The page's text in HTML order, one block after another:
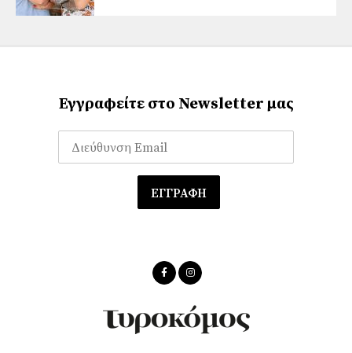
Εγγραφείτε στο Newsletter μας